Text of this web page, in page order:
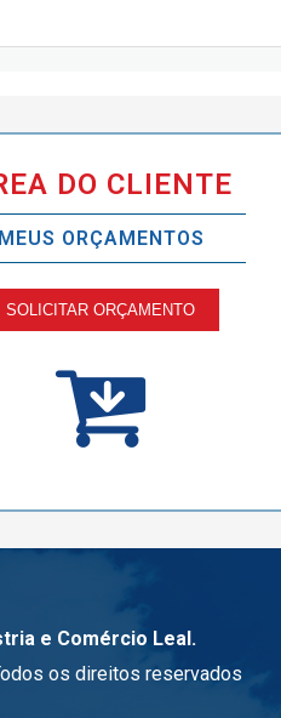
DO CLIENTE
MEUS ORÇAMENTOS
SOLICITAR ORÇAMENTO
e Comércio Leal.
os direitos reservados